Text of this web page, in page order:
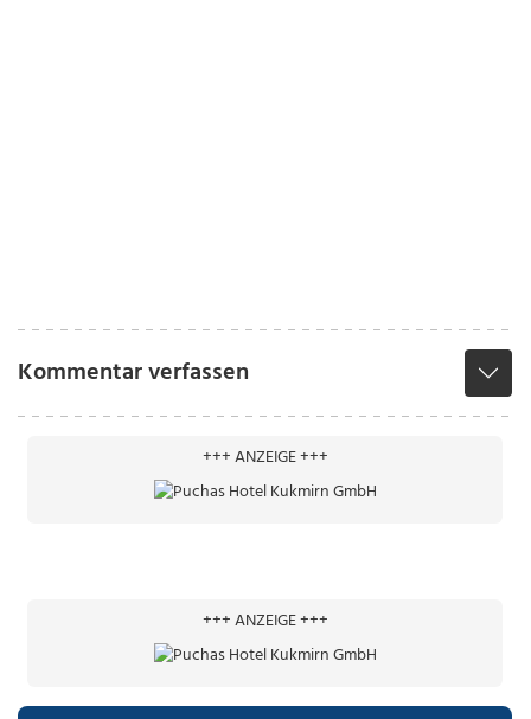
Kommentar verfassen
+++ ANZEIGE +++
+++ ANZEIGE +++